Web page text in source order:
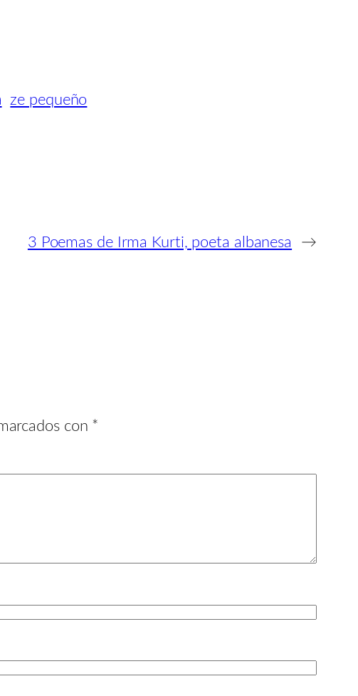
ze pequeño
3 Poemas de Irma Kurti, poeta albanesa →
con *